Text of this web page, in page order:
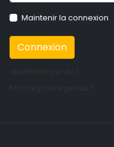
Maintenir la connexion
Connexion